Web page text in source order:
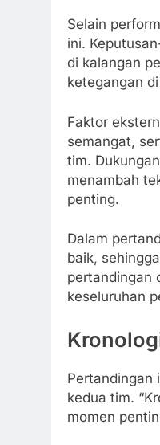
Selain
ini.
di kalangan
ketegangan
Faktor
semangat,
tim.
menambah
penting.
Dalam
baik,
pertandingan
keseluruhan
Pertandingan
kedua tim.
momen